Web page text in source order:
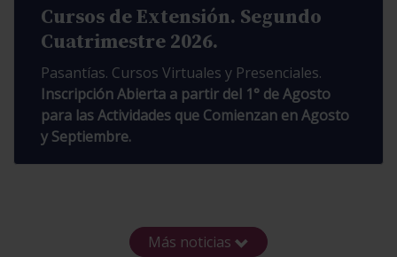
Cursos de Extensión. Segundo
Cuatrimestre 2026.
Pasantías. Cursos Virtuales y Presenciales.
Inscripción Abierta a partir del 1° de Agosto
para las Actividades que Comienzan en Agosto
y Septiembre.
Más noticias